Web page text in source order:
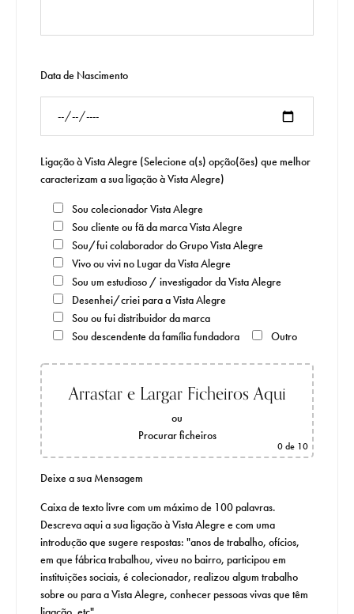
Data de Nascimento
Ligação à Vista Alegre (Selecione a(s) opção(ões) que melhor
caracterizam a sua ligação à Vista Alegre)
Sou colecionador Vista Alegre
Sou cliente ou fã da marca Vista Alegre
Sou/fui colaborador do Grupo Vista Alegre
Vivo ou vivi no Lugar da Vista Alegre
Sou um estudioso / investigador da Vista Alegre
Desenhei/criei para a Vista Alegre
Sou ou fui distribuidor da marca
Sou descendente da família fundadora
Outro
Arrastar e Largar Ficheiros Aqui
ou
Procurar ficheiros
0 de 10
Deixe a sua Mensagem
Caixa de texto livre com um máximo de 100 palavras.
Descreva aqui a sua ligação à Vista Alegre e com uma
introdução que sugere respostas: "anos de trabalho, ofícios,
em que fábrica trabalhou, viveu no bairro, participou em
instituições sociais, é colecionador, realizou algum trabalho
sobre ou para a Vista Alegre, conhecer pessoas vivas que têm